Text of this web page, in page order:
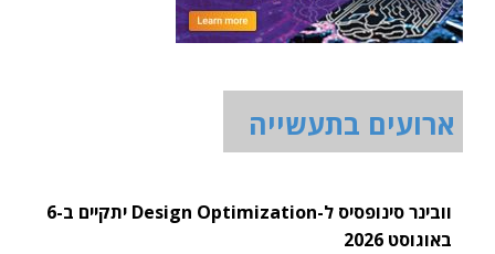
ארועים בתעשייה
וובינר סינופסיס ל-Design Optimization יתקיים ב-6
באוגוסט 2026